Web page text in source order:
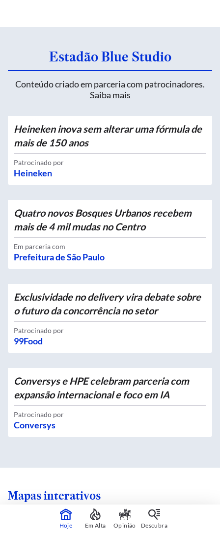
Estadão Blue Studio
Conteúdo criado em parceria com patrocinadores.
Saiba mais
Heineken inova sem alterar uma fórmula de
mais de 150 anos
Patrocinado por
Heineken
Quatro novos Bosques Urbanos recebem
mais de 4 mil mudas no Centro
Em parceria com
Prefeitura de São Paulo
Exclusividade no delivery vira debate sobre
o futuro da concorrência no setor
Patrocinado por
99Food
Conversys e HPE celebram parceria com
expansão internacional e foco em IA
Patrocinado por
Conversys
Mapas interativos
Hoje Em Alta Opinião Descubra